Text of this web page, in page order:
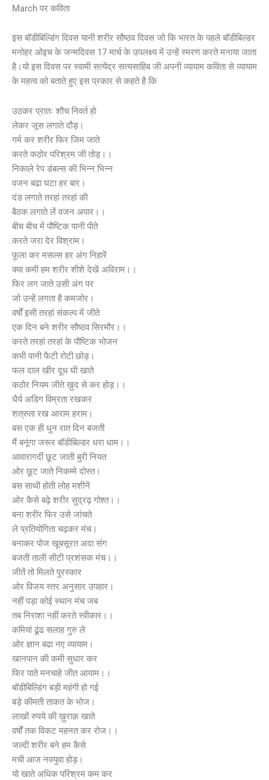
March पर कविता
इस बॉडीबिल्डिंग दिवस यानी शरीर सौष्ठव दिवस जो कि भारत के पहले बॉडीबिल्डर
मनोहर ओइच के जन्मदिवस 17 मार्च के उपलक्ष्य में उन्हें स्मरण करते मनाया जाता
है।यो इस दिवस पर स्वामी सत्येंद्र सत्यसाहिब जी अपनी व्यायाम कविता से व्यायाम
के महत्व को बताते हुए इस प्रकार से कहते है कि
उठकर प्रातः शौच निवर्त हो
लेकर जूस लगाते दौड़।
गर्म कर शरीर फिर जिम जाते
करते कठोर परिश्रम जी तोड़।।
निकाले रेप डंबल्स की भिन्न भिन्न
वजन बढा घटा हर बार।
दंड लगाते तरहां तरहां की
बैठक लगाते लें वजन अपार।।
बीच बीच में पौष्टिक पानी पीते
करते जरा देर विश्राम।
फूला कर मसल्स हर अंग निहारें
क्या कमी हम शरीर शीशे देखें अविराम।।
फिर लग जाते उसी अंग पर
जो उन्हें लगता है कमजोर।
वर्षों इसी तरहां संकल्प में जीते
एक दिन बने शरीर सौष्ठव सिरमौर।।
करते तरहां तरहां के पौष्टिक भोजन
कभी पानी फैटी रोटी छोड़।
फल दाल खीर दूध घी खाते
कठोर नियम जीते ख़ुद से कर होड़।।
धैर्य अडिग विम्रता रखकर
शत्रुता रख आराम हराम।
बस एक ही धुन रात दिन बजती
मैं बनूंगा जरूर बॉडीबिल्डर धरा धाम।।
आवारागर्दी छूट जाती बुरी नियत
ओर छूट जाते निकम्मे दोस्त।
बस साथी होती लोह मशीनें
ओर कैसे बढ़े शरीर सुद्रढ़ गोश्त।।
बना शरीर फिर उसे जांचते
ले प्रतियोगिता चढ़कर मंच।
बनाकर पोज खूबसूरत अदा संग
बजती ताली सीटी प्रशंसक मंच।।
जीतें तो मिलते पुरस्कार
ओर विजय स्तर अनुसार उपहार।
नहीं पड़ा कोई स्थान मंच जब
तब निराशा नहीं करते स्वीकार।।
कमियां ढूंढ सलाह गुरु ले
ओर ज्ञान बढा नए व्यायाम।
खानपान की कमी सुधार कर
फिर पाते मनचाहे जीत आयाम।।
बॉडीबिल्डिंग बड़ी महंगी हो गई
बड़े कीमती ताकत के भोज।
लाखों रुपये की ख़ुराक़ खाते
वर्षों तक विकट महनत कर रोज।।
जल्दी शरीर बने हम कैसे
मची आज नवयुवा होड़।
यो खाते अधिक परिश्रम कम कर